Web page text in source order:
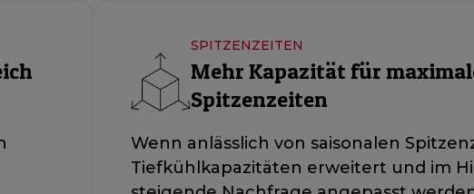
SPITZENZEITEN
Mehr Kapazität für
Spitzenzeiten
Wenn anlässlich von saisonalen
Tiefkühlkapazitäten erweitert und im